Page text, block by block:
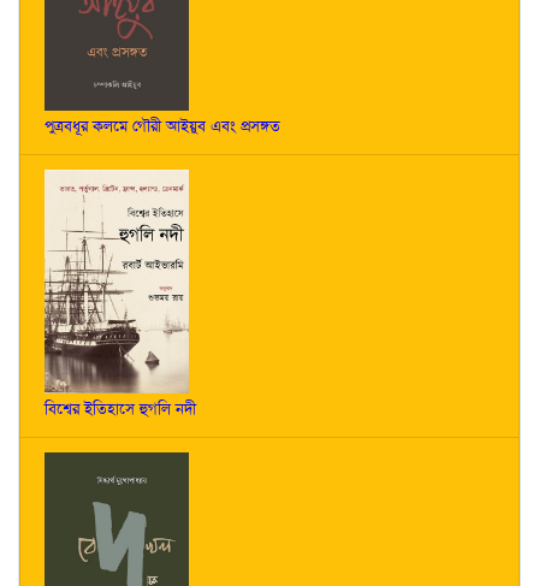
পুত্রবধূর কলমে গৌরী আইয়ুব এবং প্রসঙ্গত
বিশ্বের ইতিহাসে হুগলি নদী